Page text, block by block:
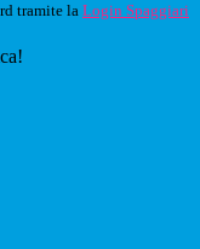
tramite la Login Spaggiari